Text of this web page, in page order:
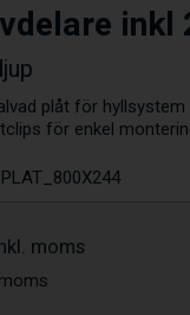
inkl
plåt för
för enkel